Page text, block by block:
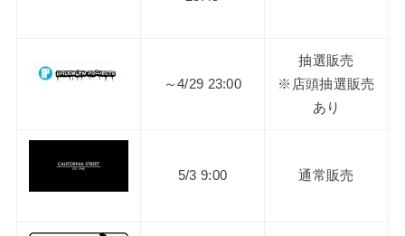
～4/29 23:00
抽選販売
※店頭抽選販売
あり
5/3 9:00 通常販売